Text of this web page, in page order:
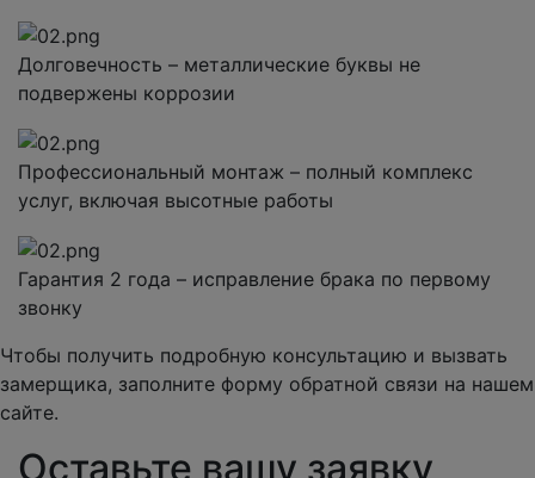
Долговечность – металлические буквы не
подвержены коррозии
Профессиональный монтаж – полный комплекс
услуг, включая высотные работы
Гарантия 2 года – исправление брака по первому
звонку
Чтобы получить подробную консультацию и вызвать
замерщика, заполните форму обратной связи на нашем
сайте.
Оставьте вашу заявку